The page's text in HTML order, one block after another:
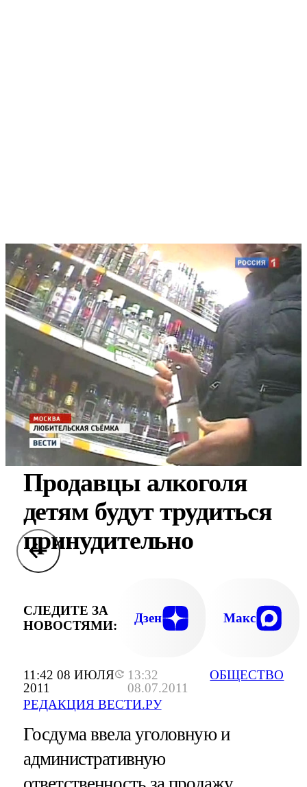
11:42 08 ИЮЛЯ
2011
13:32
08.07.2011
РЕДАКЦИЯ ВЕСТИ.РУ
ОБЩЕСТВО
Продавцы алкоголя
детям будут трудиться
принудительно
СЛЕДИТЕ ЗА
НОВОСТЯМИ:
Дзен Макс
Госдума ввела уголовную и
административную